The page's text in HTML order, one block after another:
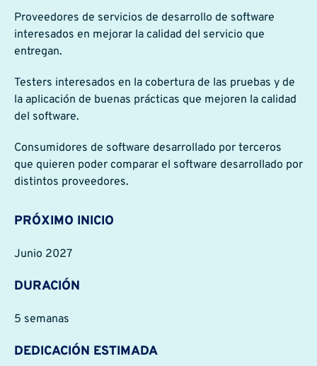
Proveedores de servicios de desarrollo de software
interesados en mejorar la calidad del servicio que
entregan.
Testers interesados en la cobertura de las pruebas y de
la aplicación de buenas prácticas que mejoren la calidad
del software.
Consumidores de software desarrollado por terceros
que quieren poder comparar el software desarrollado por
distintos proveedores.
PRÓXIMO INICIO
Junio 2027
DURACIÓN
5 semanas
DEDICACIÓN ESTIMADA